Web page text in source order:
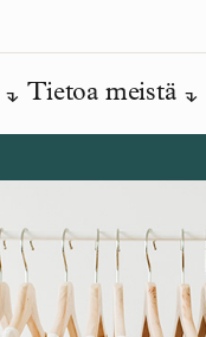
Tietoa meistä